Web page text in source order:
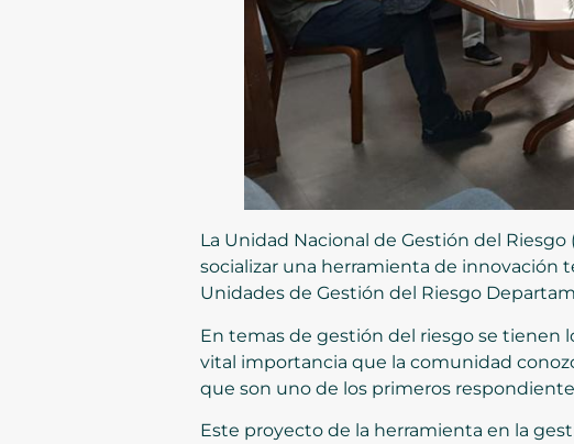
La Unidad Nacional de Gestión del
socializar una herramienta de innovación
Unidades de Gestión del Riesgo
En temas de gestión del riesgo se tienen
vital importancia que la comunidad
que son uno de los primeros
Este proyecto de la herramienta en la